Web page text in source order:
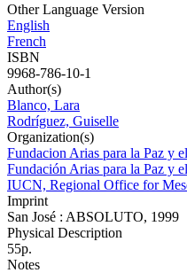
Other Language Version
English
French
ISBN
9968-786-10-1
Author(s)
Blanco, Lara
Rodríguez, Guiselle
Organization(s)
Fundacion Arias para la Paz y
Fundación Arias para la Paz y
IUCN, Regional Office for
Imprint
San José : ABSOLUTO, 1999
Physical Description
55p.
Notes